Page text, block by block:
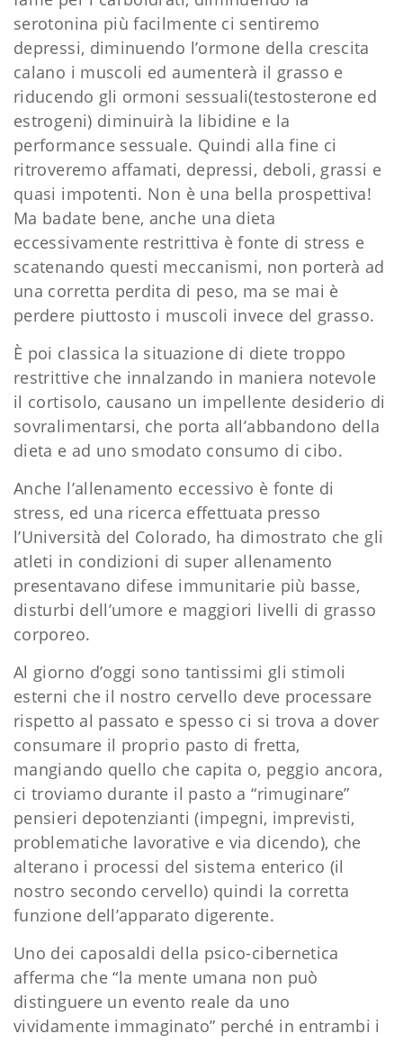
serotonina più facilmente ci sentiremo
depressi, diminuendo l’ormone della crescita
calano i muscoli ed aumenterà il grasso e
riducendo gli ormoni sessuali(testosterone ed
estrogeni) diminuirà la libidine e la
performance sessuale. Quindi alla fine ci
ritroveremo affamati, depressi, deboli, grassi e
quasi impotenti. Non è una bella prospettiva!
Ma badate bene, anche una dieta
eccessivamente restrittiva è fonte di stress e
scatenando questi meccanismi, non porterà ad
una corretta perdita di peso, ma se mai è
perdere piuttosto i muscoli invece del grasso.
È poi classica la situazione di diete troppo
restrittive che innalzando in maniera notevole
il cortisolo, causano un impellente desiderio di
sovralimentarsi, che porta all’abbandono della
dieta e ad uno smodato consumo di cibo.
Anche l’allenamento eccessivo è fonte di
stress, ed una ricerca effettuata presso
l’Università del Colorado, ha dimostrato che gli
atleti in condizioni di super allenamento
presentavano difese immunitarie più basse,
disturbi dell’umore e maggiori livelli di grasso
corporeo.
Al giorno d’oggi sono tantissimi gli stimoli
esterni che il nostro cervello deve processare
rispetto al passato e spesso ci si trova a dover
consumare il proprio pasto di fretta,
mangiando quello che capita o, peggio ancora,
ci troviamo durante il pasto a “rimuginare”
pensieri depotenzianti (impegni, imprevisti,
problematiche lavorative e via dicendo), che
alterano i processi del sistema enterico (il
nostro secondo cervello) quindi la corretta
funzione dell’apparato digerente.
Uno dei caposaldi della psico-cibernetica
afferma che “la mente umana non può
distinguere un evento reale da uno
vividamente immaginato” perché in entrambi i